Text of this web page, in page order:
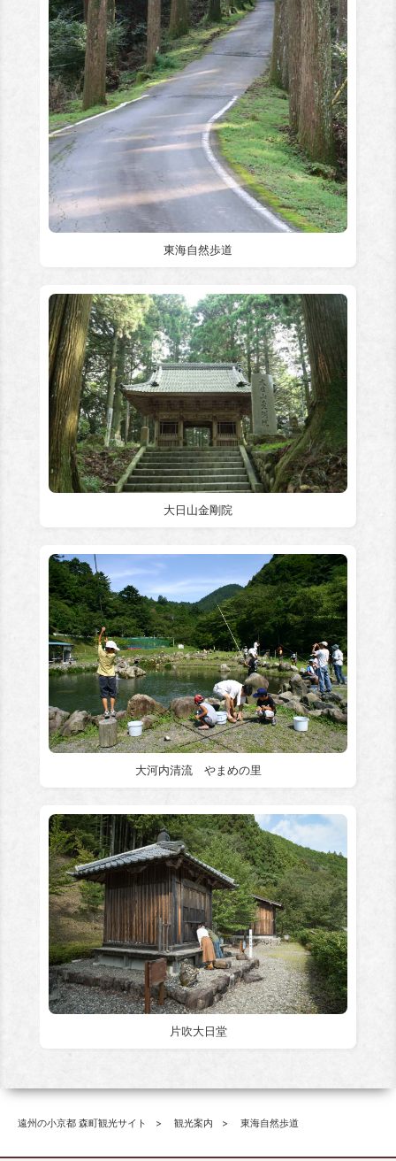
東海自然歩道
大日山金剛院
大河内清流 やまめの里
片吹大日堂
遠州の小京都 森町観光サイト 観光案内 東海自然歩道